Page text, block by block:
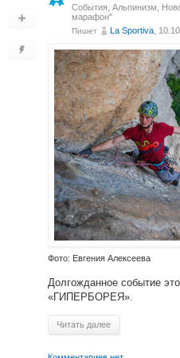
События Альпинизм
марафон"
Пишет La Sportiva ,
Фото: Евгения Алексеева
Долгожданное событие
«ГИПЕРБОРЕЯ».
Читать далее